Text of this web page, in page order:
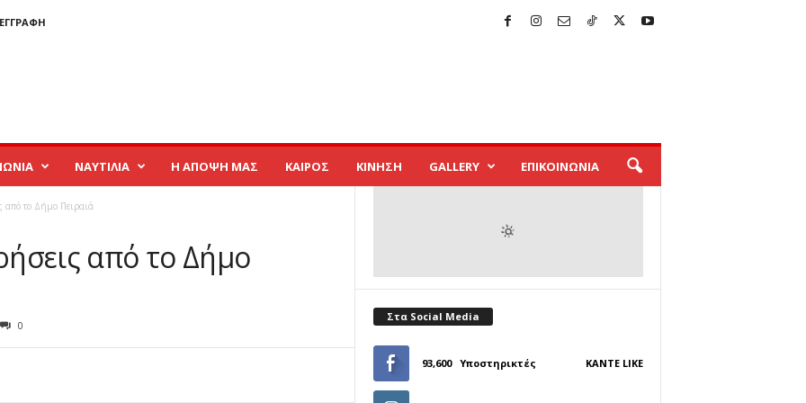
ΝΑΥΤΙΛΙΑ Η ΑΠΟΨΗ ΜΑΣ ΚΑΙΡΟΣ ΚΙΝΗΣΗ GALLERY ΕΠΙΚΟΙΝΩΝΙΑ
από το Δήμο Πειραιά
από το Δήμο
0
Στα Social Media
93,600 Υποστηρικτές ΚΆΝΤΕ LIKE